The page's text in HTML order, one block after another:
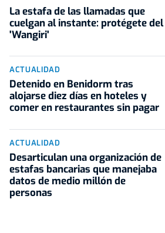
La estafa de las llamadas que
cuelgan al instante: protégete del
'Wangiri'
ACTUALIDAD
Detenido en Benidorm tras
alojarse diez días en hoteles y
comer en restaurantes sin pagar
ACTUALIDAD
Desarticulan una organización de
estafas bancarias que manejaba
datos de medio millón de
personas